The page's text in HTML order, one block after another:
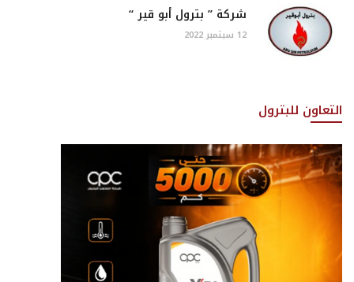
شركة ” بترول أبو قير “
12 سبتمبر 2022
التعاون للبترول